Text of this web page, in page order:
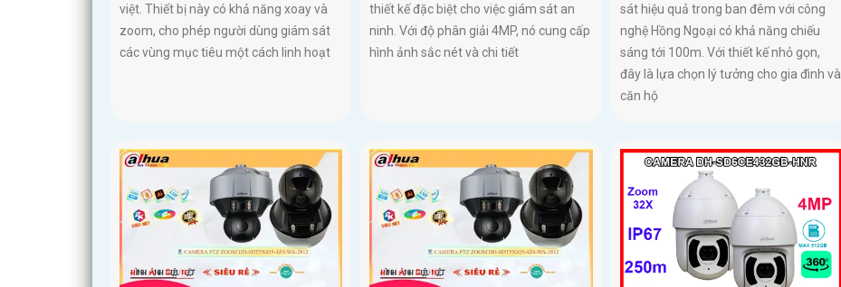
việt. Thiết bị này có khả năng xoay và
zoom, cho phép người dùng giám sát
các vùng mục tiêu một cách linh hoạt
thiết kế đặc biệt cho việc giám sát an
ninh. Với độ phân giải 4MP, nó cung cấp
hình ảnh sắc nét và chi tiết
sát hiệu quả trong ban đêm với công
nghệ Hồng Ngoại có khả năng chiếu
sáng tới 100m. Với thiết kế nhỏ gọn,
đây là lựa chọn lý tưởng cho gia đình và
căn hộ